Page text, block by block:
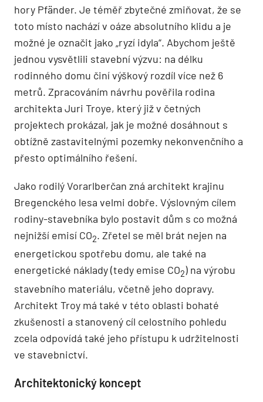
hory Pfänder. Je téměř zbytečné zmiňovat, že se
toto místo nachází v oáze absolutního klidu a je
možné je označit jako „ryzí idyla“. Abychom ještě
jednou vysvětlili stavební výzvu: na délku
rodinného domu činí výškový rozdíl více než 6
metrů. Zpracováním návrhu pověřila rodina
architekta Juri Troye, který již v četných
projektech prokázal, jak je možné dosáhnout s
obtížně zastavitelnými pozemky nekonvenčního a
přesto optimálního řešení.
Jako rodilý Vorarlberčan zná architekt krajinu
Bregenckého lesa velmi dobře. Výslovným cílem
rodiny-stavebníka bylo postavit dům s co možná
nejnižší emisí CO2. Zřetel se měl brát nejen na
energetickou spotřebu domu, ale také na
energetické náklady (tedy emise CO2) na výrobu
stavebního materiálu, včetně jeho dopravy.
Architekt Troy má také v této oblasti bohaté
zkušenosti a stanovený cíl celostního pohledu
zcela odpovídá také jeho přístupu k udržitelnosti
ve stavebnictví.
Architektonický koncept